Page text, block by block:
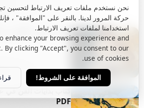
كتب الفن التشكيلي
كتاب "الفن" كلايف بل PDF
Aug 19, 2024
PDF
نحن نستخدم ملفات تعريف الارتباط لتحسين
حركة المرور لدينا. بالنقر على "الموافقة" ،
استخدامنا لملفات تعريف الارتباط.
enhance your browsing experience and
By clicking "Accept", you consent to our
use of cookies.
الموافقة على الشروط!